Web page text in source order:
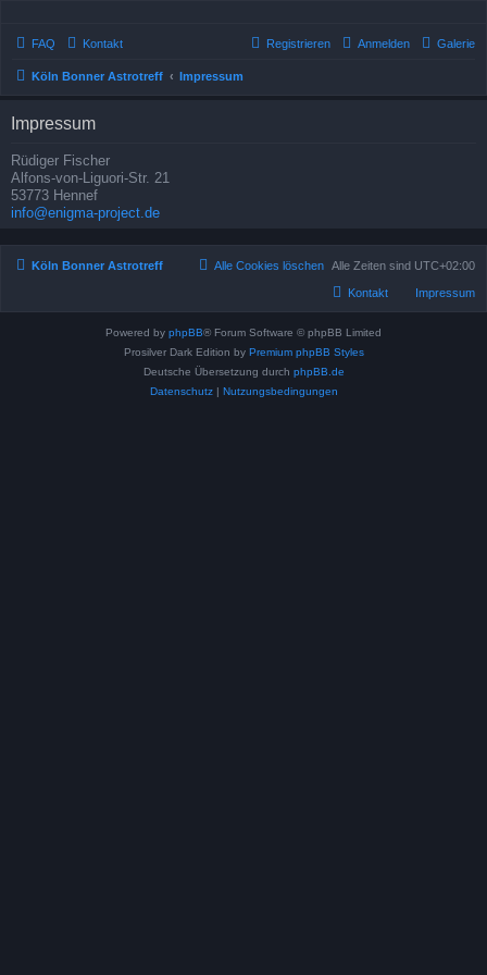
Galerie
FAQ Kontakt Anmelden
Registrieren
Köln Bonner Astrotreff Impressum
Impressum
Rüdiger Fischer
Alfons-von-Liguori-Str. 21
53773 Hennef
info@enigma-project.de
Köln Bonner Astrotreff Alle Zeiten sind UTC+02:00
Alle Cookies löschen
Impressum
Kontakt
Powered by phpBB® Forum Software © phpBB Limited
Prosilver Dark Edition by Premium phpBB Styles
Deutsche Übersetzung durch phpBB.de
Datenschutz| Nutzungsbedingungen